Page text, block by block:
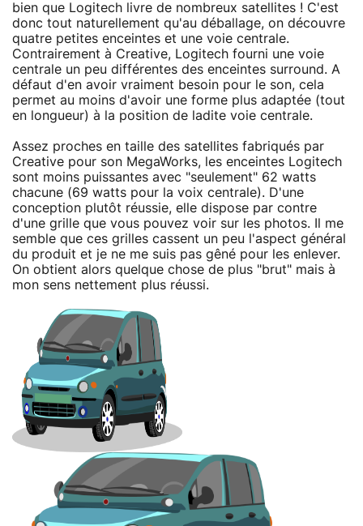
bien que Logitech livre de nombreux satellites ! C'est
donc tout naturellement qu'au déballage, on découvre
quatre petites enceintes et une voie centrale.
Contrairement à Creative, Logitech fourni une voie
centrale un peu différentes des enceintes surround. A
défaut d'en avoir vraiment besoin pour le son, cela
permet au moins d'avoir une forme plus adaptée (tout
en longueur) à la position de ladite voie centrale.
Assez proches en taille des satellites fabriqués par
Creative pour son MegaWorks, les enceintes Logitech
sont moins puissantes avec "seulement" 62 watts
chacune (69 watts pour la voix centrale). D'une
conception plutôt réussie, elle dispose par contre
d'une grille que vous pouvez voir sur les photos. Il me
semble que ces grilles cassent un peu l'aspect général
du produit et je ne me suis pas gêné pour les enlever.
On obtient alors quelque chose de plus "brut" mais à
mon sens nettement plus réussi.